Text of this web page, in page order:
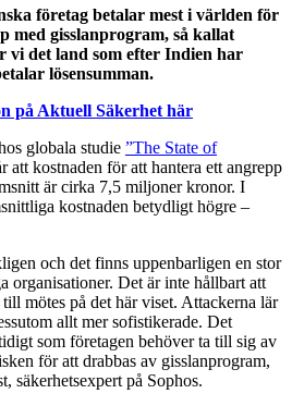
företag betalar mest i världen för
med gisslanprogram, så kallat
vi det land som efter Indien har
lösensumman.
på Aktuell Säkerhet här
globala studie ”The State of
att kostnaden för att hantera ett angrepp
är cirka 7,5 miljoner kronor. I
kostnaden betydligt högre –
och det finns uppenbarligen en stor
organisationer. Det är inte hållbart att
mötes på det här viset. Attackerna lär
allt mer sofistikerade. Det
som företagen behöver ta till sig av
för att drabbas av gisslanprogram,
säkerhetsexpert på Sophos.